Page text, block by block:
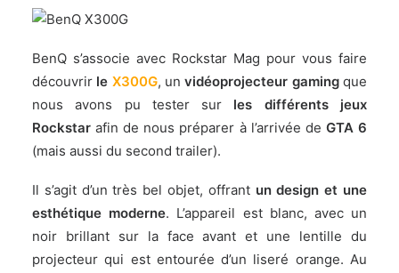
BenQ s’associe avec Rockstar Mag pour vous faire
découvrir le X300G, unvidéoprojecteur gamingque
nous avons pu tester sur les différents jeux
Rockstar afin de nous préparer à l’arrivée de GTA 6
(mais aussi du second trailer).
Il s’agit d’un très bel objet, offrant un design et une
esthétique moderne. L’appareil est blanc, avec un
noir brillant sur la face avant et une lentille du
projecteur qui est entourée d’un liseré orange. Au